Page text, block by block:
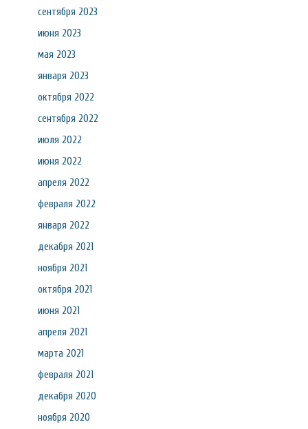
сентября 2023
июня 2023
мая 2023
января 2023
октября 2022
сентября 2022
июля 2022
июня 2022
апреля 2022
февраля 2022
января 2022
декабря 2021
ноября 2021
октября 2021
июня 2021
апреля 2021
марта 2021
февраля 2021
декабря 2020
ноября 2020